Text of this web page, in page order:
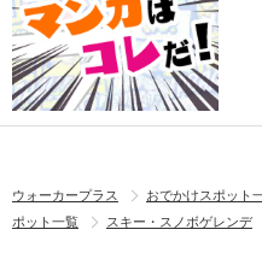
ウォーカープラス おでかけスポット
ポット一覧
スキー・スノボゲレンデ